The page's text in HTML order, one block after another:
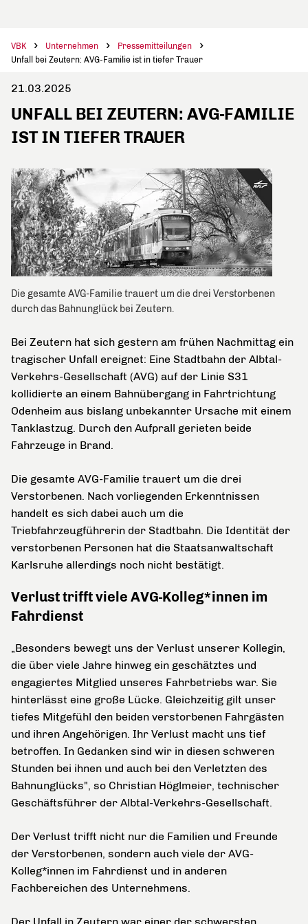
VBK Unternehmen
Pressemitteilungen
Unfall bei Zeutern: AVG-Familie ist in tiefer Trauer
21.03.2025
UNFALL BEI ZEUTERN: AVG-FAMILIE
IST IN TIEFER TRAUER
Die gesamte AVG-Familie trauert um die drei Verstorbenen
durch das Bahnunglück bei Zeutern.
Bei Zeutern hat sich gestern am frühen Nachmittag ein
tragischer Unfall ereignet: Eine Stadtbahn der Albtal-
Verkehrs-Gesellschaft (AVG) auf der Linie S31
kollidierte an einem Bahnübergang in Fahrtrichtung
Odenheim aus bislang unbekannter Ursache mit einem
Tanklastzug. Durch den Aufprall gerieten beide
Fahrzeuge in Brand.
Die gesamte AVG-Familie trauert um die drei
Verstorbenen. Nach vorliegenden Erkenntnissen
handelt es sich dabei auch um die
Triebfahrzeugführerin der Stadtbahn. Die Identität der
verstorbenen Personen hat die Staatsanwaltschaft
Karlsruhe allerdings noch nicht bestätigt.
Verlust trifft viele AVG-Kolleg*innen im
Fahrdienst
„Besonders bewegt uns der Verlust unserer Kollegin,
die über viele Jahre hinweg ein geschätztes und
engagiertes Mitglied unseres Fahrbetriebs war. Sie
hinterlässt eine große Lücke. Gleichzeitig gilt unser
tiefes Mitgefühl den beiden verstorbenen Fahrgästen
und ihren Angehörigen. Ihr Verlust macht uns tief
betroffen. In Gedanken sind wir in diesen schweren
Stunden bei ihnen und auch bei den Verletzten des
Bahnunglücks", so Christian Höglmeier, technischer
Geschäftsführer der Albtal-Verkehrs-Gesellschaft.
Der Verlust trifft nicht nur die Familien und Freunde
der Verstorbenen, sondern auch viele der AVG-
Kolleg*innen im Fahrdienst und in anderen
Fachbereichen des Unternehmens.